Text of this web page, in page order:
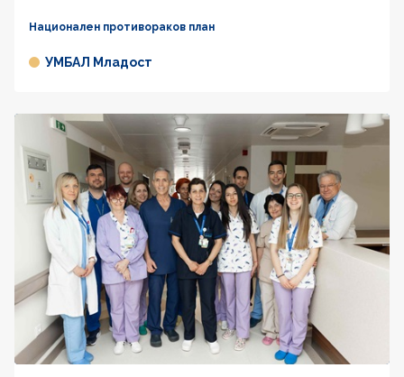
Национален противораков план
УМБАЛ Младост